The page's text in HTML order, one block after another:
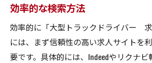
効率的な検索方法
効率的に「大型トラックドライバー
には、まず信頼性の高い求人サイトを
要です。具体的には、Indeedやリクナ